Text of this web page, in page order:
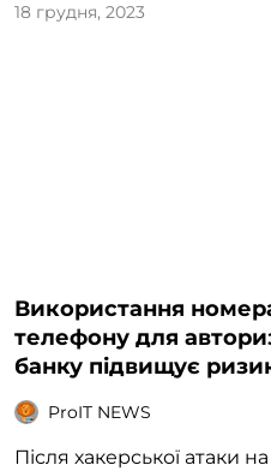
18 грудня, 2023
Використання
телефону для
банку підвищує
при атаках на банки
ProIT NEWS
Після хакерської атаки